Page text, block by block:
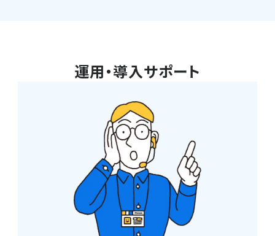
運用・導入サポート